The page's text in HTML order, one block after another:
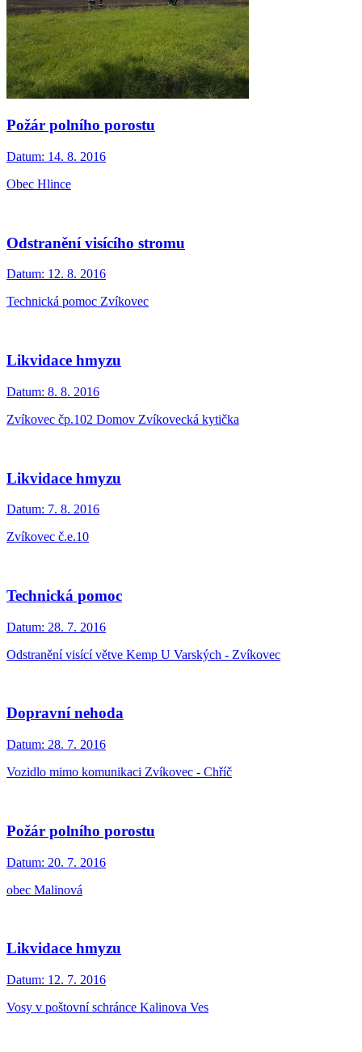
Požár polního porostu
Datum: 14. 8. 2016
Obec Hlince
Odstranění visícího stromu
Datum: 12. 8. 2016
Technická pomoc Zvíkovec
Likvidace hmyzu
Datum: 8. 8. 2016
Zvíkovec čp.102 Domov Zvíkovecká kytička
Likvidace hmyzu
Datum: 7. 8. 2016
Zvíkovec č.e.10
Technická pomoc
Datum: 28. 7. 2016
Odstranění visící větve Kemp U Varských - Zvíkovec
Dopravní nehoda
Datum: 28. 7. 2016
Vozidlo mimo komunikaci Zvíkovec - Chříč
Požár polního porostu
Datum: 20. 7. 2016
obec Malinová
Likvidace hmyzu
Datum: 12. 7. 2016
Vosy v poštovní schránce Kalinova Ves